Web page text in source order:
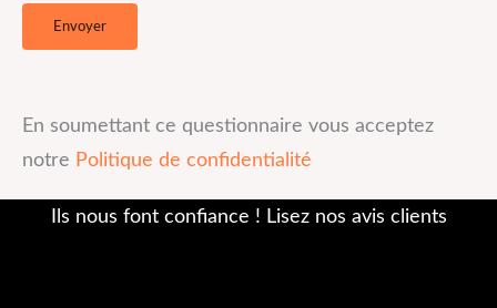
En soumettant ce questionnaire vous acceptez
notre Politique de confidentialité
Ils nous font confiance ! Lisez nos avis clients